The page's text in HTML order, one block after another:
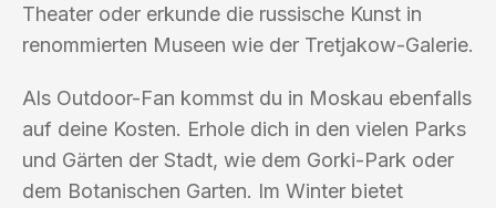
Theater oder erkunde die russische Kunst in
renommierten Museen wie der Tretjakow-Galerie.
Als Outdoor-Fan kommst du in Moskau ebenfalls
auf deine Kosten. Erhole dich in den vielen Parks
und Gärten der Stadt, wie dem Gorki-Park oder
dem Botanischen Garten. Im Winter bietet